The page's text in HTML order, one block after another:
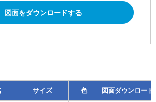
サイズ 色 図面ダウンロード